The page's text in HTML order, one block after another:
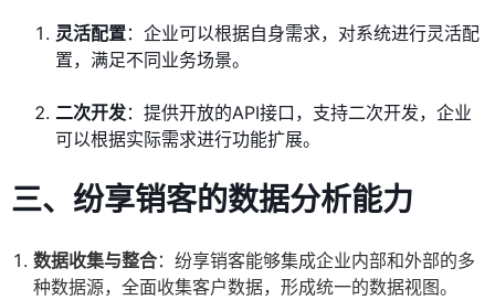
灵活配置：企业可以根据自身需求，对系统进行灵活配
置，满足不同业务场景。
二次开发：提供开放的API接口，支持二次开发，企业
可以根据实际需求进行功能扩展。
三、纷享销客的数据分析能力
数据收集与整合：纷享销客能够集成企业内部和外部的多
种数据源，全面收集客户数据，形成统一的数据视图。